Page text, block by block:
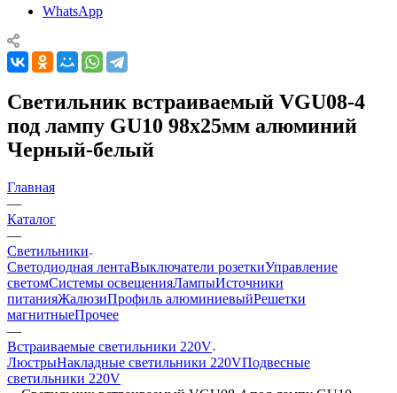
WhatsApp
Светильник встраиваемый VGU08-4
под лампу GU10 98х25мм алюминий
Черный-белый
Главная
—
Каталог
—
Светильники
Светодиодная лентаВыключатели розеткиУправление
светомСистемы освещенияЛампыИсточники
питанияЖалюзиПрофиль алюминиевыйРешетки
магнитныеПрочее
—
Встраиваемые светильники 220V
ЛюстрыНакладные светильники 220VПодвесные
светильники 220V